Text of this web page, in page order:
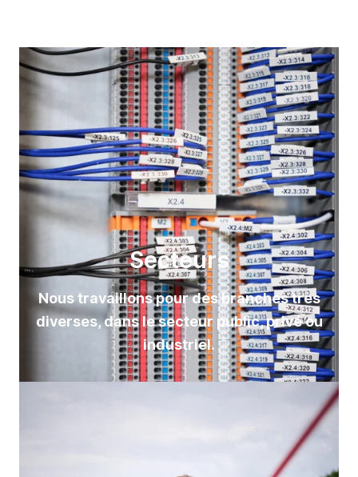
Secteurs
Nous travaillons pour des branches très
diverses, dans le secteur public, privé ou
industriel.